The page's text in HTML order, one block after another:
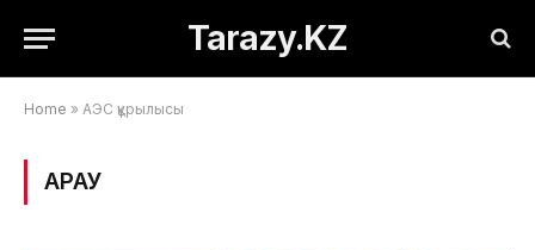
Tarazy.KZ
Home » АЭС құрылысы
ҚАРАУ